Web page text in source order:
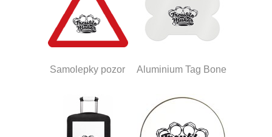
Samolepky pozor Aluminium Tag Bone